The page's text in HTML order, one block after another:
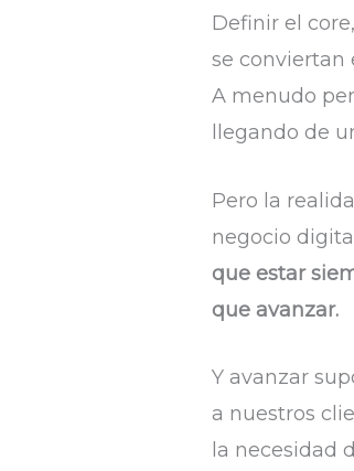
Definir el
se conviertan
A menudo
llegando de
Pero la
negocio
que estar
que avanzar.
Y avanzar
a nuestros
la necesidad